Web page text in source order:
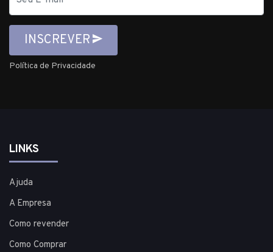
mail
INSCREVER
Política de Privacidade
LINKS
Ajuda
A Empresa
Como revender
Como Comprar